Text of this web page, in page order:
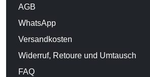
AGB
WhatsApp
Versandkosten
Widerruf, Retoure und Umtausch
FAQ